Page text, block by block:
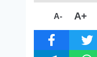
A- A+